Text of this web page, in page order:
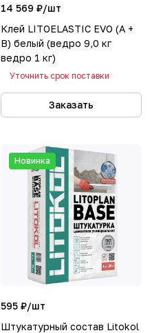
14 569 ₽/шт
Клей LITOELASTIC EVO (А +
В) белый (ведро 9,0 кг
ведро 1 кг)
Уточнить срок поставки
Заказать
Новинка
595 ₽/шт
Штукатурный состав Litokol